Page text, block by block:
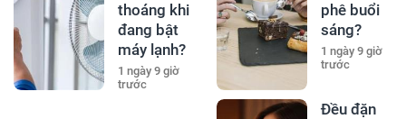
thoáng khi
đang bật
máy lạnh?
1 ngày 9 giờ
trước
phê buổi
sáng?
1 ngày 9 giờ
trước
Đều đặn